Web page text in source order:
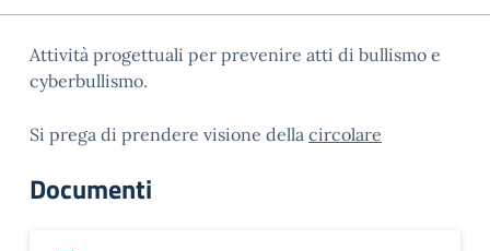
Attività progettuali per prevenire atti di bullismo e
cyberbullismo.
Si prega di prendere visione della circolare
Documenti